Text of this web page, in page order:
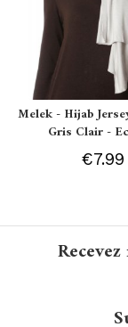
Melek - Hijab
Gris Clair -
€7.99